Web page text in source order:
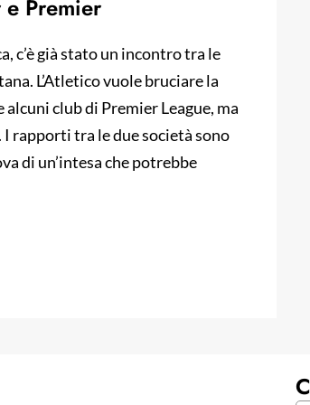
Premier
c’è già stato un incontro tra le
L’Atletico vuole bruciare la
club di Premier League, ma
rapporti tra le due società sono
di un’intesa che potrebbe